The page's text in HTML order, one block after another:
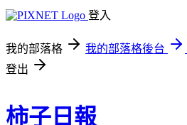
登入
我的部落格 我的部落格後台
登出
柿子日報